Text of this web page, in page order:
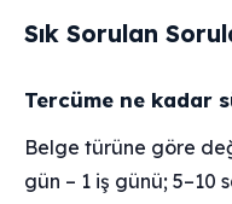
Sık Sorulan
Tercüme ne kadar
Belge türüne göre
gün – 1 iş günü; 5–10